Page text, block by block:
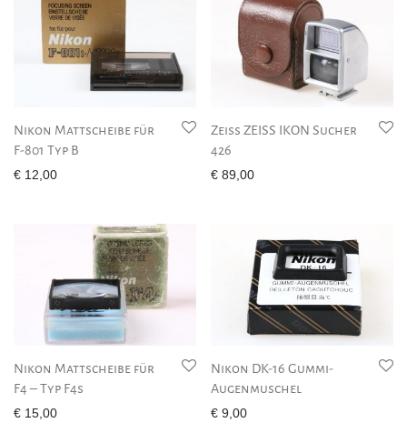
Nikon Mattscheibe für
F-801 Typ B
€ 12,00
Zeiss ZEISS IKON Sucher
426
€ 89,00
Nikon Mattscheibe für
F4 – Typ F4s
€ 15,00
Nikon DK-16 Gummi-
Augenmuschel
€ 9,00